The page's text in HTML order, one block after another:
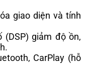
giao diện và tính
giảm độ ồn,
CarPlay (hỗ